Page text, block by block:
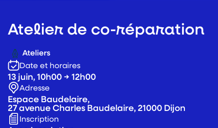
Ateliers
Atelier de co-réparation
Date et horaires
13 juin, 10h00 → 12h00
Adresse
Espace Baudelaire,
27 avenue Charles Baudelaire, 21000 Dijon
Inscription